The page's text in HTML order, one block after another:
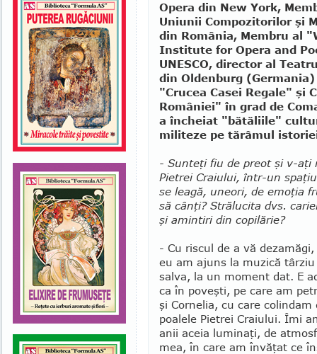
Opera din New York,
Uniunii Compozitorilor şi
din România, Membru al
Institute for Opera and
UNESCO, director al
din Oldenburg
"Crucea Casei Regale" şi
României" în grad de
a încheiat "bătăliile"
militeze pe tărâmul
- Sunteţi fiu de preot şi v-aţi
Pietrei Craiului, într-un
se leagă, une­ori, de emoţia
să cânţi? Strălucita dvs.
şi amintiri din copilărie?
- Cu riscul de a vă
eu am ajuns la mu­zică
salva, la un moment dat. E
ca în poveşti, pe care am
şi Cornelia, cu care
poa­lele Pietrei Craiului. Îmi
anii aceia lu­minaţi, de
mea, în care am învăţat ce